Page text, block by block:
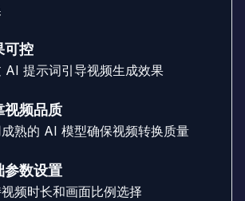
可控
AI 提示词引导视频生成效果
视频品质
熟的 AI 模型确保视频转换质量
参数设置
频时长和画面比例选择